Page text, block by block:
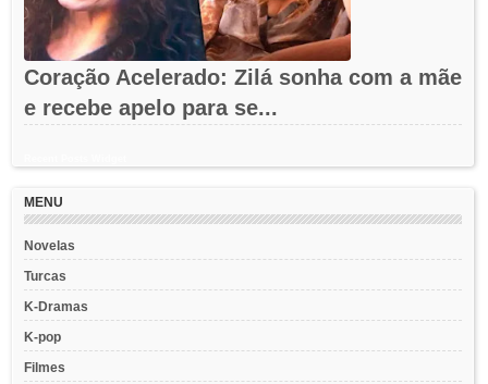
Coração Acelerado: Zilá sonha com a mãe
e recebe apelo para se...
MENU
Novelas
Turcas
K-Dramas
K-pop
Filmes